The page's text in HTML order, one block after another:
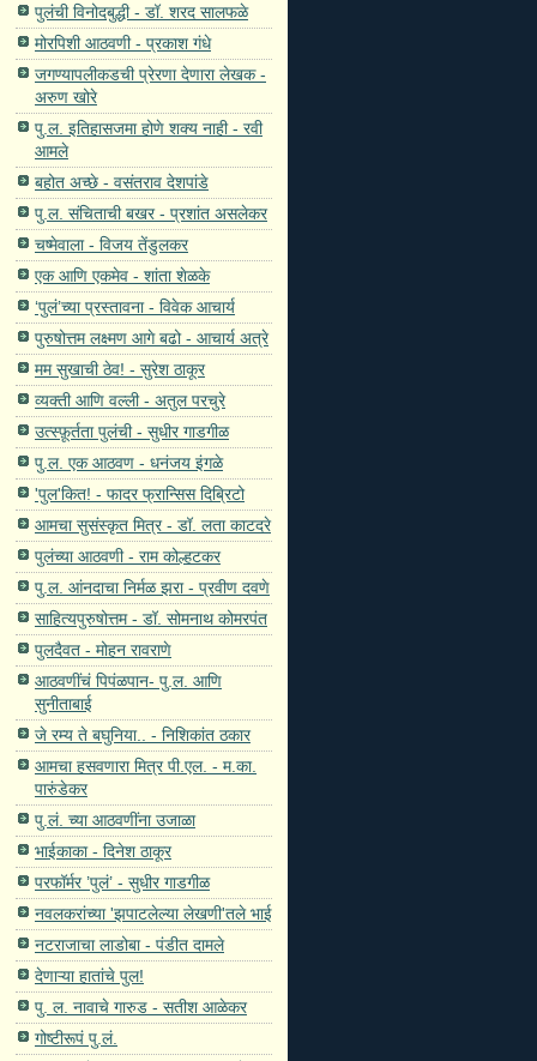
पुलंची विनोदबुद्धी - डॉ. शरद सालफळे
मोरपिशी आठवणी - प्रकाश गंधे
जगण्यापलीकडची प्रेरणा देणारा लेखक -
अरुण खोरे
पु.ल. इतिहासजमा होणे शक्य नाही - रवी
आमले
बहोत अच्छे - वसंतराव देशपांडे
पु.ल. संचिताची बखर - प्रशांत असलेकर
चष्मेवाला - विजय तेंडुलकर
एक आणि एकमेव - शांता शेळके
‘पुलं’च्या प्रस्तावना - विवेक आचार्य
पुरुषोत्तम लक्ष्मण आगे बढो - आचार्य अत्रे
मम सुखाची ठेव! - सुरेश ठाकूर
व्यक्ती आणि वल्ली - अतुल परचुरे
उत्स्फ़ूर्तता पुलंची - सुधीर गाडगीळ
पु.ल. एक आठवण - धनंजय इंगळे
'पुल'कित! - फादर फ्रान्सिस दिब्रिटो
आमचा सुसंस्कृत मित्र - डॉ. लता काटदरे
पुलंच्या आठवणी - राम कोल्हटकर
पु.ल. आंनदाचा निर्मळ झरा - प्रवीण दवणे
साहित्यपुरुषोत्तम - डॉ. सोमनाथ कोमरपंत
पुलदैवत - मोहन रावराणे
आठवणींचं पिपंळपान- पु.ल. आणि
सुनीताबाई
जे रम्य ते बघुनिया.. - निशिकांत ठकार
आमचा हसवणारा मित्र पी.एल. - म.का.
पारुंडेकर
पु.लं. च्या आठवणींना उजाळा
भाईकाका - दिनेश ठाकूर
परफॉर्मर ’पुलं’ - सुधीर गाडगीळ
नवलकरांच्या 'झपाटलेल्या लेखणी'तले भाई
नटराजाचा लाडोबा - पंडीत दामले
देणाऱ्या हातांचे पुल!
पु. ल. नावाचे गारुड - सतीश आळेकर
गोष्टीरूपं पु.लं.